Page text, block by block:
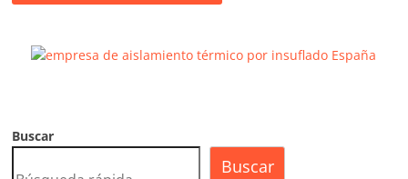
Buscar
Buscar